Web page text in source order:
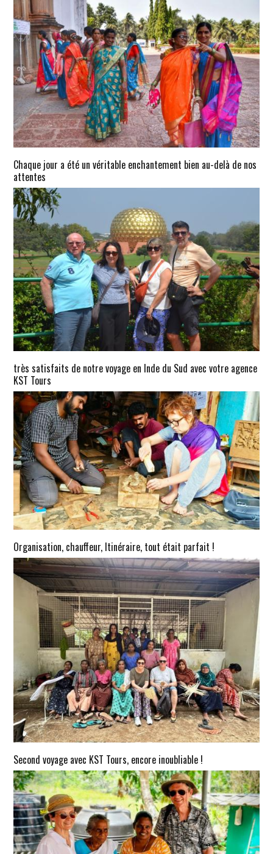
Chaque jour a été un véritable enchantement bien au-delà de nos
attentes
très satisfaits de notre voyage en Inde du Sud avec votre agence
KST Tours
Organisation, chauffeur, Itinéraire, tout était parfait !
Second voyage avec KST Tours, encore inoubliable !